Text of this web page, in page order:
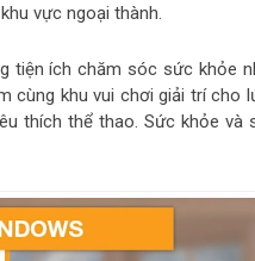
vực ngoại thành.
tiện ích chăm sóc sức khỏe
cùng khu vui chơi giải trí cho
thích thể thao. Sức khỏe và